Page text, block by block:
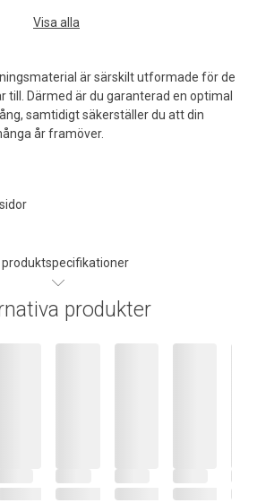
är särskilt utformade för de
till. Därmed är du garanterad en optimal
samtidigt säkerställer du att din
år framöver.
produktspecifikationer
Visa alla
produkter